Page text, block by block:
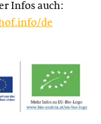
Infos auch:
de